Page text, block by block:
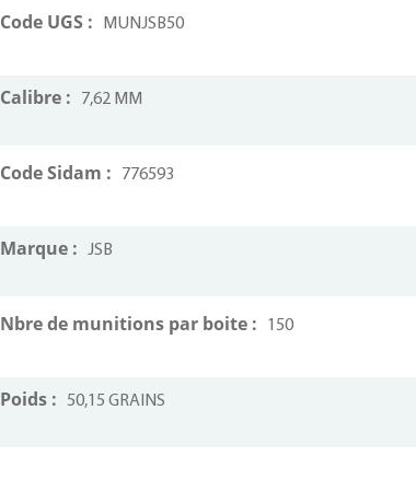
Code UGS : MUNJSB50
Calibre : 7,62 MM
Code Sidam : 776593
Marque : JSB
Nbre de munitions par boite : 150
Poids : 50,15 GRAINS